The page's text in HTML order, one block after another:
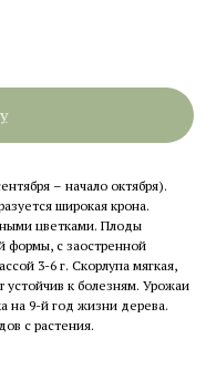
– начало октября).
широкая крона.
цветками. Плоды
формы, с заостренной
3-6 г. Скорлупа мягкая,
устойчив к болезням. Урожаи
на 9-й год жизни дерева.
с растения.